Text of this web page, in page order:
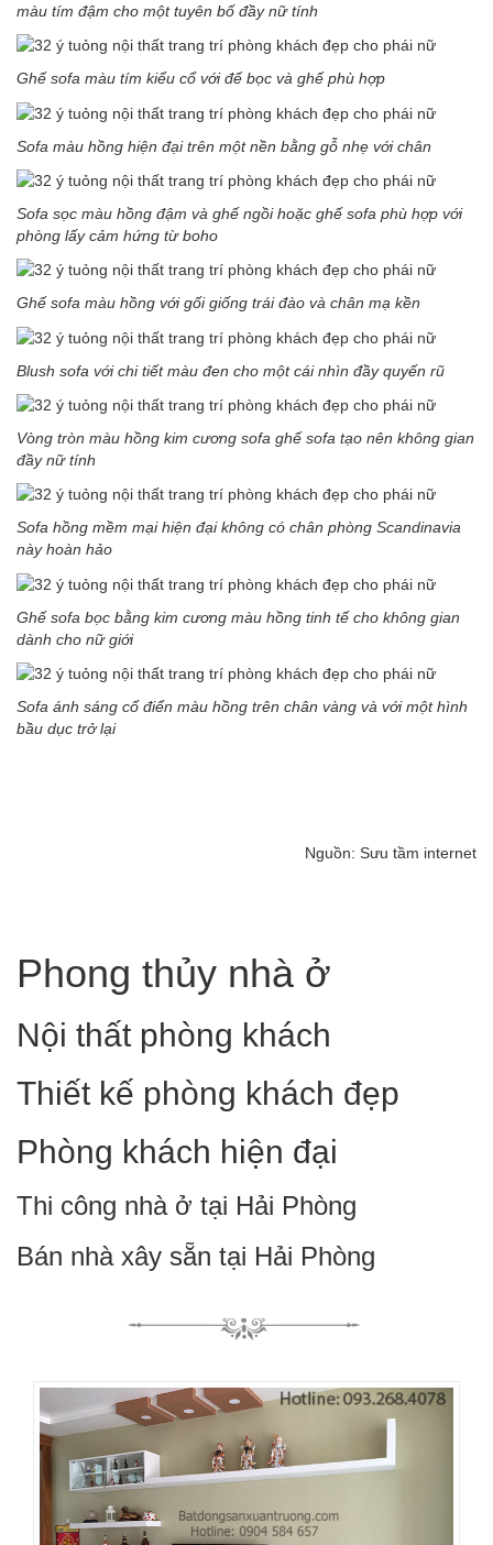
màu tím đậm cho một tuyên bố đầy nữ tính
Ghế sofa màu tím kiểu cổ với đế bọc và ghế phù hợp
Sofa màu hồng hiện đại trên một nền bằng gỗ nhẹ với chân
Sofa sọc màu hồng đậm và ghế ngồi hoặc ghế sofa phù hợp với
phòng lấy cảm hứng từ boho
Ghế sofa màu hồng với gối giống trái đào và chân mạ kền
Blush sofa với chi tiết màu đen cho một cái nhìn đầy quyến rũ
Vòng tròn màu hồng kim cương sofa ghế sofa tạo nên không gian
đầy nữ tính
Sofa hồng mềm mại hiện đại không có chân phòng Scandinavia
này hoàn hảo
Ghế sofa bọc bằng kim cương màu hồng tinh tế cho không gian
dành cho nữ giới
Sofa ánh sáng cổ điển màu hồng trên chân vàng và với một hình
bầu dục trở lại
Nguồn: Sưu tầm internet
Phong thủy nhà ở
Nội thất phòng khách
Thiết kế phòng khách đẹp
Phòng khách hiện đại
Thi công nhà ở tại Hải Phòng
Bán nhà xây sẵn tại Hải Phòng